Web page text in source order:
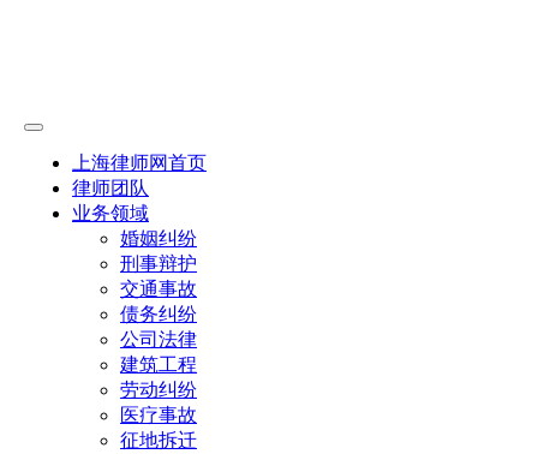
上海律师网首页
律师团队
业务领域
婚姻纠纷
刑事辩护
交通事故
债务纠纷
公司法律
建筑工程
劳动纠纷
医疗事故
征地拆迁